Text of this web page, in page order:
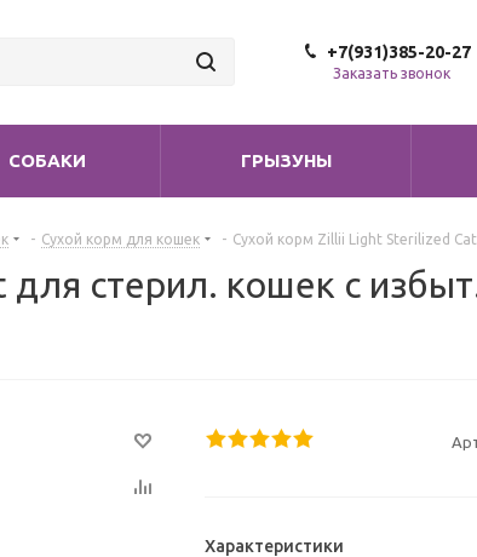
+7(931)385-20-27
Заказать звонок
СОБАКИ ГРЫЗУНЫ
- Сухой корм для кошек - Сухой корм Zillii Light Sterilized
стерил. кошек с
Характеристики